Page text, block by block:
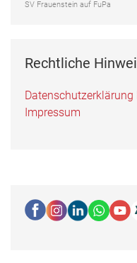
SV Frauenstein auf FuPa
Rechtliche
Datenschutzerklärung
Impressum